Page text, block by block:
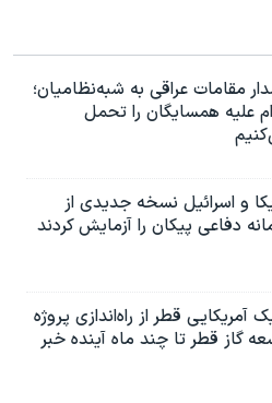
مقامات عراقی به شبه‌نظامیان؛
علیه همسایگان را تحمل
و اسرائیل نسخه جدیدی از
دفاعی پیکان را آزمایش کردند
آمریکایی قطر از راه‌اندازی پروژه
گاز قطر تا چند ماه آینده خبر